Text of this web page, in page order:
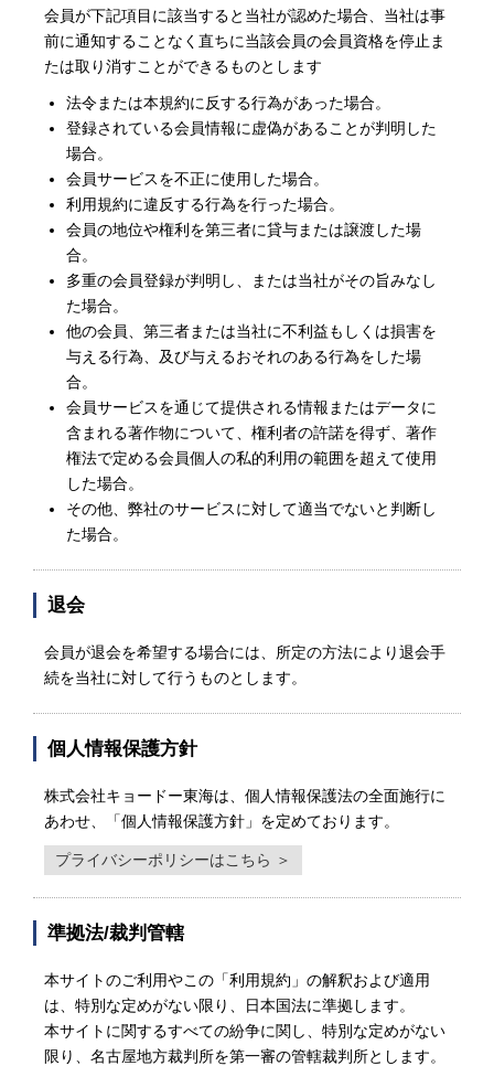
会員が下記項目に該当すると当社が認めた場合、当社は事
前に通知することなく直ちに当該会員の会員資格を停止ま
たは取り消すことができるものとします
法令または本規約に反する行為があった場合。
登録されている会員情報に虚偽があることが判明した
場合。
会員サービスを不正に使用した場合。
利用規約に違反する行為を行った場合。
会員の地位や権利を第三者に貸与または譲渡した場
合。
多重の会員登録が判明し、または当社がその旨みなし
た場合。
他の会員、第三者または当社に不利益もしくは損害を
与える行為、及び与えるおそれのある行為をした場
合。
会員サービスを通じて提供される情報またはデータに
含まれる著作物について、権利者の許諾を得ず、著作
権法で定める会員個人の私的利用の範囲を超えて使用
した場合。
その他、弊社のサービスに対して適当でないと判断し
た場合。
退会
会員が退会を希望する場合には、所定の方法により退会手
続を当社に対して行うものとします。
個人情報保護方針
株式会社キョードー東海は、個人情報保護法の全面施行に
あわせ、「個人情報保護方針」を定めております。
プライバシーポリシーはこちら ＞
準拠法/裁判管轄
本サイトのご利用やこの「利用規約」の解釈および適用
は、特別な定めがない限り、日本国法に準拠します。
本サイトに関するすべての紛争に関し、特別な定めがない
限り、名古屋地方裁判所を第一審の管轄裁判所とします。